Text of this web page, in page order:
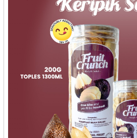
Kopi Jawara - Cilegon
Kopi Kupu - Kupu Bola Dunia -
Kopi Pa'Dab - Padang
Kopi Setia Bali - Denpasar
Kopi Sidikalang - Medan
Kopi Tangsi Wangi - Bandung
Kopi-Aroma - Bandung
Kremes Ayam Malioboro - Solo
Kripik Singkong Riski - Pangkal
Kripik Sri - Madiun
Kripik Tempe Berlian - Kediri